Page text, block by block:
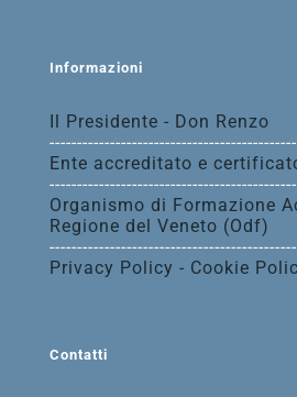
Informazioni
Il Presidente - Don Renzo
---------------------------------------------
Ente accreditato e
---------------------------------------------
Organismo di Formazione
Regione del Veneto (Odf)
---------------------------------------------
Privacy Policy - Cookie
Contatti